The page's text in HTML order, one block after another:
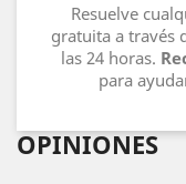
Resuelve
gratuita a través
las 24 horas.
para
OPINIONES